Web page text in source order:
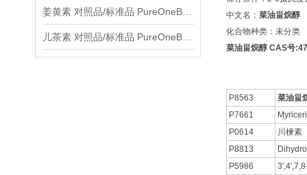
中文名： 菜油甾烷醇
化合物种类：未分类
菜油甾烷醇 CAS号
P8563
菜油甾
P7661
P0614
川楝素
P8813
P5986